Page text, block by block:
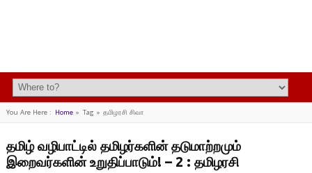
You Are Here : Home» Tag » தமிழரசி சிவா
தமிழ் வழிபாட்டில் தமிழர்களின் தடுமாற்றமும்
இறைவர்களின் உறுதிப்பாடும்! – 2 : தமிழரசி